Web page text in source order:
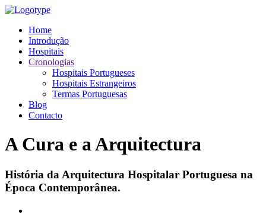
Home
Introdução
Hospitais
Cronologias
Hospitais Portugueses
Hospitais Estrangeiros
Termas Portuguesas
Blog
Contacto
A Cura e a Arquitectura
História da Arquitectura Hospitalar Portuguesa na
Época Contemporânea.